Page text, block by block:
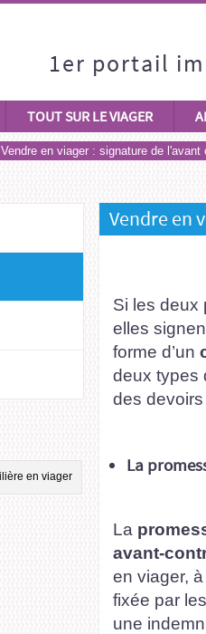
1er portail
TOUT SUR LE VIAGER
Vendre en viager : signature de
Vendre en
Si les deux
elles
forme d’un
deux types
des
La
La
avant-
en viager,
fixée par
une